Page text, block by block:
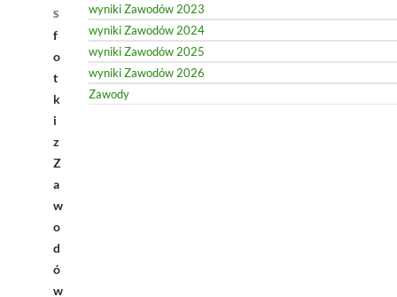
S
f
o
t
k
i
z
Z
a
w
o
d
ó
w
wyniki Zawodów 2023
wyniki Zawodów 2024
wyniki Zawodów 2025
wyniki Zawodów 2026
Zawody